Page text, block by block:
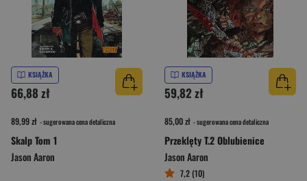
KSIĄŻKA
66,88 zł
89,99 zł - sugerowana cena detaliczna
Skalp Tom 1
Jason Aaron
KSIĄŻKA
59,82 zł
85,00 zł - sugerowana cena detaliczna
Przeklęty T.2 Oblubienice
Jason Aaron
7,2 (10)